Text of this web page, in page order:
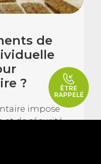
ÊTRE
RAPPELÉ
de
?
impose
et de sécurité